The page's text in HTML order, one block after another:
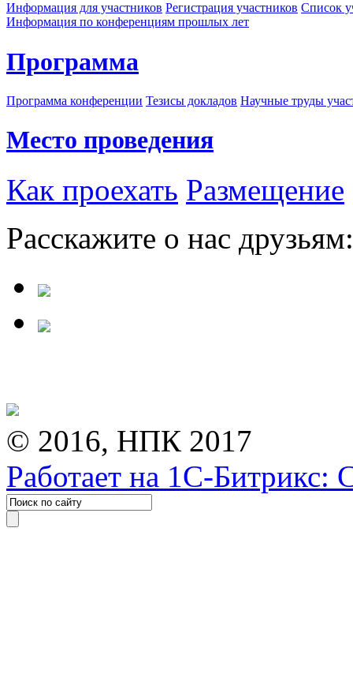
Информация для участников Регистрация участников Список
Информация по конференциям прошлых лет
Программа
Программа конференции Тезисы докладов Научные труды
Место проведения
Как проехать Размещение
Расскажите о нас друзьям:
© 2016, НПК 2017
Работает на 1С-Битрикс: